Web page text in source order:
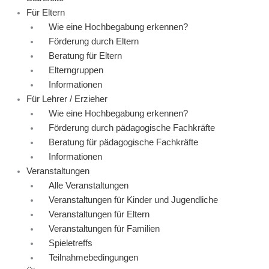
Für Eltern
Wie eine Hochbegabung erkennen?
Förderung durch Eltern
Beratung für Eltern
Elterngruppen
Informationen
Für Lehrer / Erzieher
Wie eine Hochbegabung erkennen?
Förderung durch pädagogische Fachkräfte
Beratung für pädagogische Fachkräfte
Informationen
Veranstaltungen
Alle Veranstaltungen
Veranstaltungen für Kinder und Jugendliche
Veranstaltungen für Eltern
Veranstaltungen für Familien
Spieletreffs
Teilnahmebedingungen